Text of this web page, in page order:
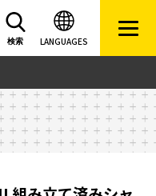
LANGUAGES
検索